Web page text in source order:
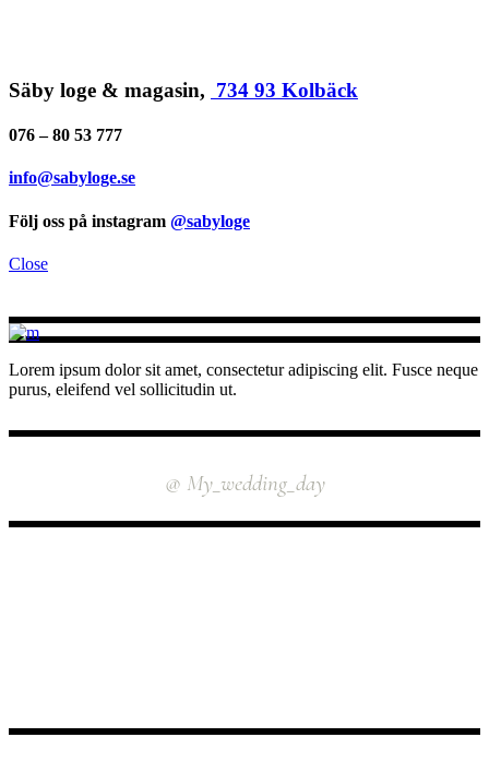
Säby loge & magasin, 734 93 Kolbäck
076 – 80 53 777
info@sabyloge.se
Följ oss på instagram @sabyloge
Close
Lorem ipsum dolor sit amet, consectetur adipiscing elit. Fusce neque
purus, eleifend vel sollicitudin ut.
@ My_wedding_day